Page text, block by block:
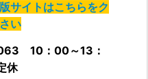
サイトはこちらをク
い
10：00～13：
休